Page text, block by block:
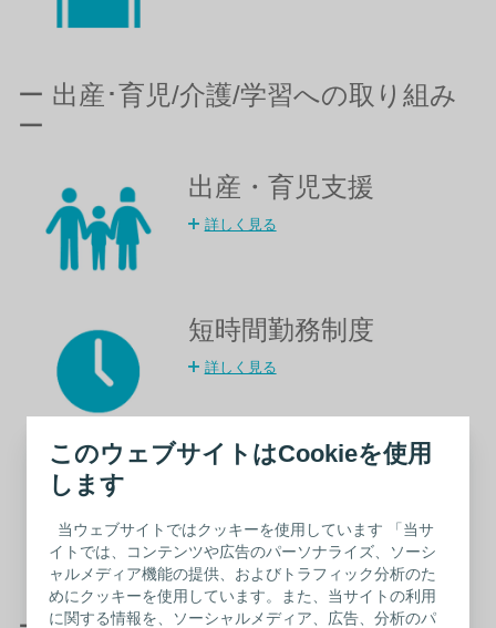
このウェブサイトはCookieを使用
します
当ウェブサイトではクッキーを使用しています 「当サ
イトでは、コンテンツや広告のパーソナライズ、ソーシ
ャルメディア機能の提供、およびトラフィック分析のた
めにクッキーを使用しています。また、当サイトの利用
に関する情報を、ソーシャルメディア、広告、分析のパ
ー 出産･育児/介護/学習への取り組み
ー
出産・育児支援
詳しく見る
短時間勤務制度
詳しく見る
介護休業制度･介護休暇
詳しく見る